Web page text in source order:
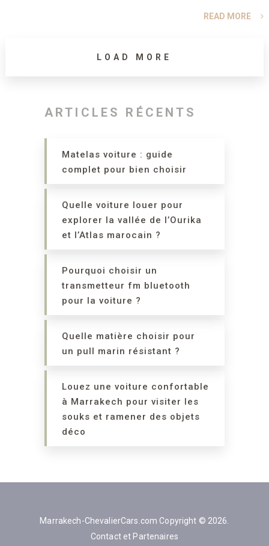
READ MORE
LOAD MORE
ARTICLES RÉCENTS
Matelas voiture : guide
complet pour bien choisir
Quelle voiture louer pour
explorer la vallée de l’Ourika
et l’Atlas marocain ?
Pourquoi choisir un
transmetteur fm bluetooth
pour la voiture ?
Quelle matière choisir pour
un pull marin résistant ?
Louez une voiture confortable
à Marrakech pour visiter les
souks et ramener des objets
déco
Marrakech-ChevalierCars.com Copyright © 2026.
Contact et Partenaires